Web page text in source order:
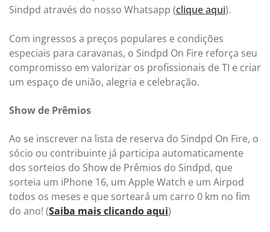
Sindpd através do nosso Whatsapp (clique aqui).
Com ingressos a preços populares e condições
especiais para caravanas, o Sindpd On Fire reforça seu
compromisso em valorizar os profissionais de TI e criar
um espaço de união, alegria e celebração.
Show de Prêmios
Ao se inscrever na lista de reserva do Sindpd On Fire, o
sócio ou contribuinte já participa automaticamente
dos sorteios do Show de Prêmios do Sindpd, que
sorteia um iPhone 16, um Apple Watch e um Airpod
todos os meses e que sorteará um carro 0 km no fim
do ano! (Saiba mais clicando aqui)